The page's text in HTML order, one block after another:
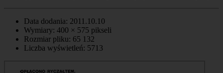
Data dodania: 2011.10.10
Wymiary: 400 × 575 pikseli
Rozmiar pliku: 65 132
Liczba wyświetleń: 5713